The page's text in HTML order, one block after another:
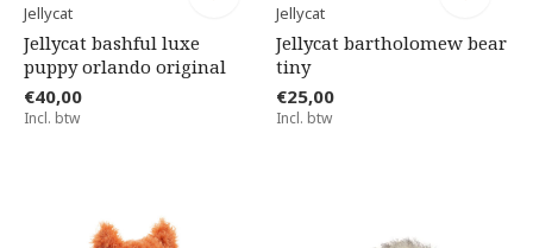
Jellycat
Jellycat bashful luxe
puppy orlando original
€40,00
Incl. btw
Jellycat
Jellycat bartholomew bear
tiny
€25,00
Incl. btw